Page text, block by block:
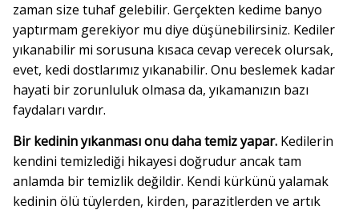
zaman size tuhaf gelebilir. Gerçekten kedime banyo
yaptırmam gerekiyor mu diye düşünebilirsiniz. Kediler
yıkanabilir mi sorusuna kısaca cevap verecek olursak,
evet, kedi dostlarımız yıkanabilir. Onu beslemek kadar
hayati bir zorunluluk olmasa da, yıkamanızın bazı
faydaları vardır.
Bir kedinin yıkanması onu daha temiz yapar.Kedilerin
kendini temizlediği hikayesi doğrudur ancak tam
anlamda bir temizlik değildir. Kendi kürkünü yalamak
kedinin ölü tüylerden, kirden, parazitlerden ve artık